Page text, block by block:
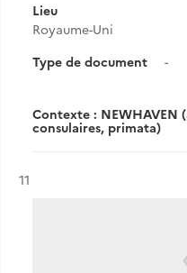
Lieu
Royaume-Uni
Type de document
-
Contexte : NEWHAVEN
consulaires, primata)
Résultat n°
11